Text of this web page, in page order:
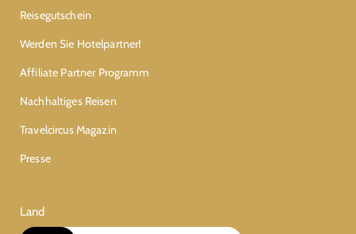
Reisegutschein
Werden Sie Hotelpartner!
Affiliate Partner Programm
Nachhaltiges Reisen
Travelcircus Magazin
Presse
Land